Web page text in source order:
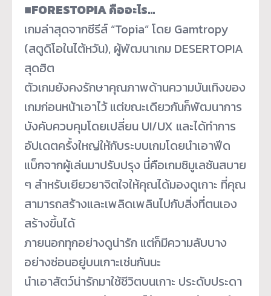
■FORESTOPIA คืออะไร…
เกมล่าสุดจากซีรีส์ “Topia” โดย Gamtropy
(สตูดิโอในไต้หวัน), ผู้พัฒนาเกม DESERTOPIA
สุดฮิต
ตัวเกมยังคงรักษาคุณภาพด้านความบันเทิงของ
เกมก่อนหน้าเอาไว้ แต่ขณะเดียวกันก็พัฒนาการ
บังคับควบคุมโดยเปลี่ยน UI/UX และได้ทำการ
อัปเดตครั้งใหญ่ให้กับระบบเกมโดยนำเอาฟีด
แบ็กจากผู้เล่นมาปรับปรุง นี่คือเกมซิมูเลชันสบาย
ๆ สำหรับเยียวยาจิตใจให้คุณได้มองดูเกาะ ที่คุณ
สามารถสร้างและเพลิดเพลินไปกับสิ่งที่ตนเอง
สร้างขึ้นได้
ภายนอกทุกอย่างดูน่ารัก แต่ก็มีความลับบาง
อย่างซ่อนอยู่บนเกาะเช่นกันนะ
นำเอาสัตว์น่ารักมาใช้ชีวิตบนเกาะ ประดับประดา